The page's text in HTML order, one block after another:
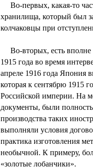
Во-первых, какая-то
хранилища, который был
колчаковцы при
Во-вторых, есть вполне
1915 года во время
апреле 1916 года Япония
которая к сентябрю 1915
Российской империи. На
документы, были
производства таких
выполняли условия
практика изготовления
необычной. К примеру,
«золотые лобанчики».